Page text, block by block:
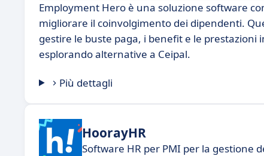
Employment Hero è una soluzione software
migliorare il coinvolgimento dei dipendenti.
gestire le buste paga, i benefit e le
esplorando alternative a Ceipal.
Più dettagli
HoorayHR
Software HR per PMI per la gestione